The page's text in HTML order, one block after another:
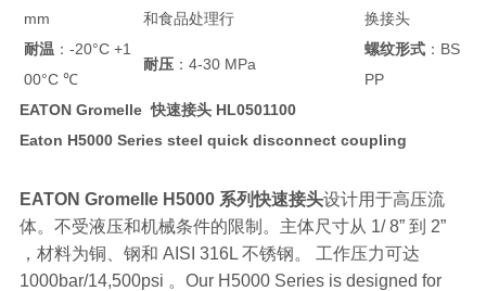
mm
和食品处理行
换接头
耐温 ：-20°C +1
00°C ℃
耐压：4-30 MPa
螺纹形式：BS
PP
EATON Gromelle 快速接头 HL0501100
Eaton H5000 Series steel quick disconnect coupling
EATON Gromelle H5000 系列快速接头设计用于高压流
体。不受液压和机械条件的限制。主体尺寸从 1/ 8” 到 2”
，材料为铜、钢和 AISI 316L 不锈钢。 工作压力可达
1000bar/14,500psi 。Our H5000 Series is designed for